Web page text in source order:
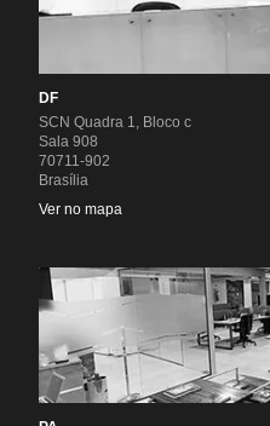
DF
SCN Quadra 1, Bloco c
Sala 908
70711-902
Brasília
Ver no mapa